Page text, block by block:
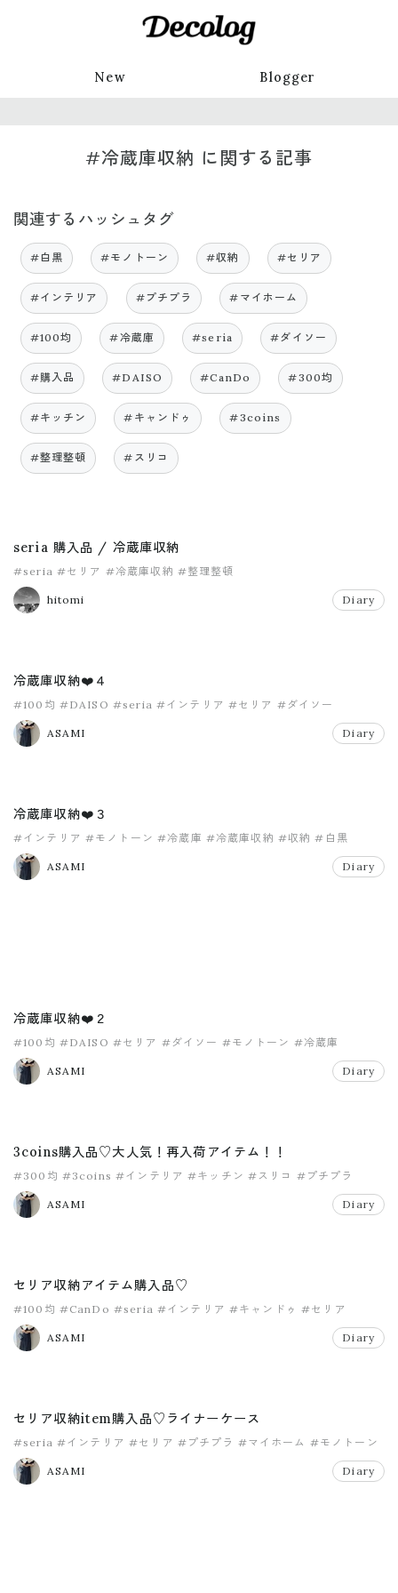
New Blogger
#冷蔵庫収納 に関する記事
関連するハッシュタグ
#白黒 #モノトーン #収納 #セリア
#インテリア #プチプラ #マイホーム
#100均 #冷蔵庫 #seria #ダイソー
#購入品 #DAISO #CanDo #300均
#キッチン #キャンドゥ #3coins
#整理整頓 #スリコ
seria 購入品 / 冷蔵庫収納
#seria #セリア #冷蔵庫収納 #整理整頓
hitomi Diary
冷蔵庫収納❤️４
#100均 #DAISO #seria #インテリア #セリア #ダイソー
ASAMI Diary
冷蔵庫収納❤️３
#インテリア #モノトーン #冷蔵庫 #冷蔵庫収納 #収納 #白黒
ASAMI Diary
冷蔵庫収納❤️２
#100均 #DAISO #セリア #ダイソー #モノトーン #冷蔵庫
ASAMI Diary
3coins購入品♡大人気！再入荷アイテム！！
#300均 #3coins #インテリア #キッチン #スリコ #プチプラ
ASAMI Diary
セリア収納アイテム購入品♡
#100均 #CanDo #seria #インテリア #キャンドゥ #セリア
ASAMI Diary
セリア収納item購入品♡ライナーケース
#seria #インテリア #セリア #プチプラ #マイホーム #モノトーン
ASAMI Diary